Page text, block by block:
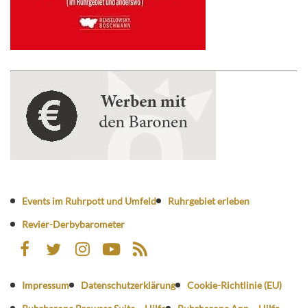
Events im Ruhrpott und Umfeld
Ruhrgebiet erleben
Revier-Derbybarometer
Impressum Datenschutzerklärung
Cookie-Richtlinie (EU)